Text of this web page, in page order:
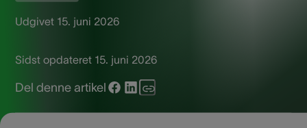
Udgivet 15. juni 2026
Sidst opdateret 15. juni 2026
Del denne artikel